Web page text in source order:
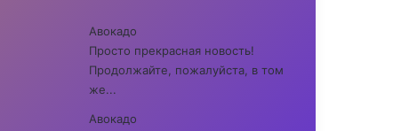
Авокадо
Просто прекрасная новость!
Продолжайте, пожалуйста, в том
же...
Авокадо